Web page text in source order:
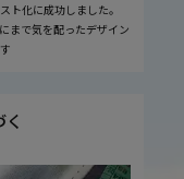
ト化に成功しました。
まで気を配ったデザイン